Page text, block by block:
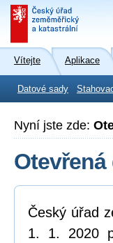
Vítejte Aplikace
Datové sady
Nyní jste zde:
Otevřená
Český úřad
1. 1. 2020